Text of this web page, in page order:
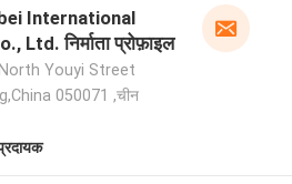
International
Ltd. निर्माता प्रोफ़ाइल
Youyi Street
050071 ,चीन